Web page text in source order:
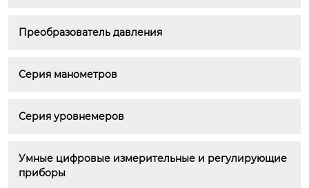
Преобразователь давления
Серия манометров
Серия уровнемеров
Умные цифровые измерительные и регулирующие
приборы